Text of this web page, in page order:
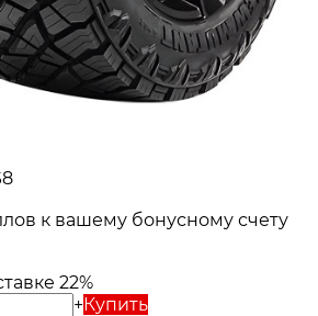
к вашему бонусному счету
22%
+Купить